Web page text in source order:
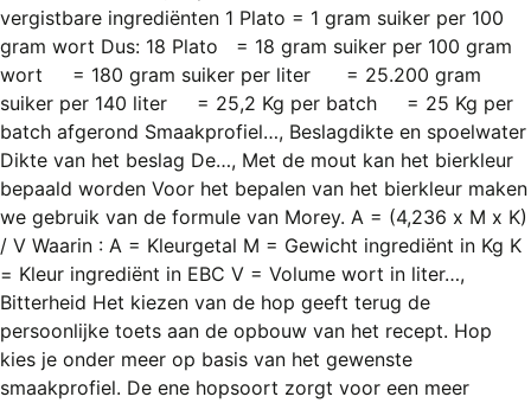
MELDPUNT
PERS/PUBLICATIES
FACEBOOK
LINKS
vergistbare ingrediënten 1 Plato = 1 gram suiker per 100
gram wort Dus: 18 Plato = 18 gram suiker per 100 gram
wort = 180 gram suiker per liter = 25.200 gram
suiker per 140 liter = 25,2 Kg per batch = 25 Kg per
batch afgerond Smaakprofiel…, Beslagdikte en spoelwater
Dikte van het beslag De…, Met de mout kan het bierkleur
bepaald worden Voor het bepalen van het bierkleur maken
we gebruik van de formule van Morey. A = (4,236 x M x K)
/ V Waarin : A = Kleurgetal M = Gewicht ingrediënt in Kg K
= Kleur ingrediënt in EBC V = Volume wort in liter…,
Bitterheid Het kiezen van de hop geeft terug de
persoonlijke toets aan de opbouw van het recept. Hop
kies je onder meer op basis van het gewenste
smaakprofiel. De ene hopsoort zorgt voor een meer